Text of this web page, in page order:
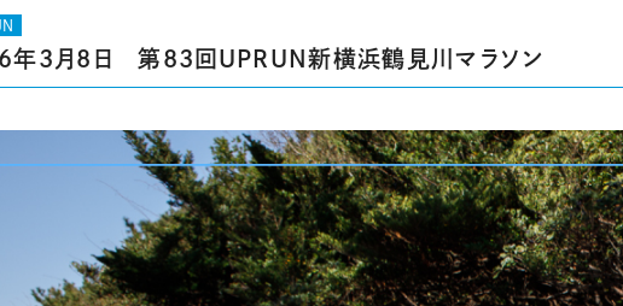
年3月8日 第83回UPRUN新横浜鶴見川マラソン